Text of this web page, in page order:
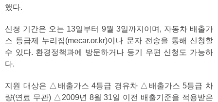
했다.
신청 기간은 오는 13일부터 9월 3일까지이며, 자동차 배출가
스 등급제 누리집(mecar.or.kr)이나 문자 전송을 통해 신청할
수 있다. 환경정책과에 방문하거나 등기 우편 신청도 가능하
다.
지원 대상은 △배출가스 4등급 경유차 △배출가스 5등급 차
량(연료 무관) △2009년 8월 31일 이전 배출기준을 적용받은